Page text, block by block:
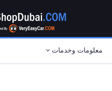
معلومات وخدمات